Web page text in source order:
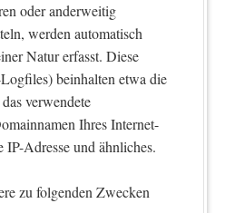
oder anderweitig
werden automatisch
Natur erfasst. Diese
beinhalten etwa die
verwendete
Ihres Internet-
IP-Adresse und ähnliches.
zu folgenden Zwecken